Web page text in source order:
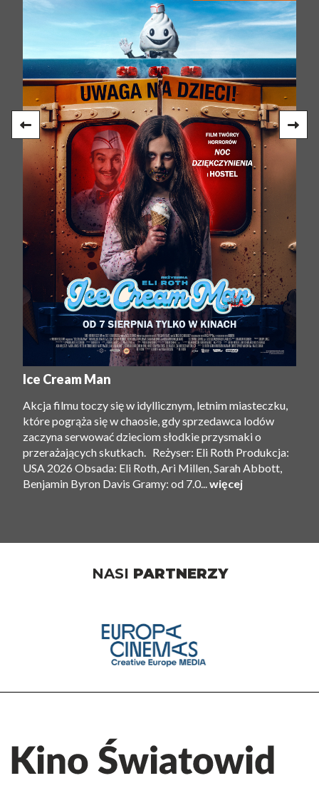
Ice Cream Man
Akcja filmu toczy się w idyllicznym, letnim miasteczku,
które pogrąża się w chaosie, gdy sprzedawca lodów
zaczyna serwować dzieciom słodkie przysmaki o
przerażających skutkach. Reżyser: Eli Roth Produkcja:
USA 2026 Obsada: Eli Roth, Ari Millen, Sarah Abbott,
Benjamin Byron Davis Gramy: od 7.0...więcej
NASI PARTNERZY